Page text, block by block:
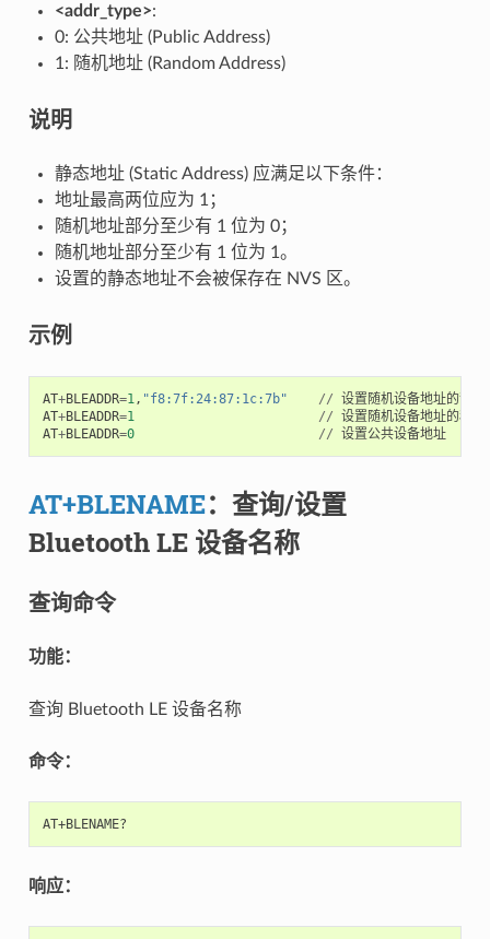
<addr_type>:
0: 公共地址 (Public Address)
1: 随机地址 (Random Address)
说明
静态地址 (Static Address) 应满足以下条件：
地址最高两位应为 1；
随机地址部分至少有 1 位为 0；
随机地址部分至少有 1 位为 1。
设置的静态地址不会被保存在 NVS 区。
示例
AT+BLEADDR=1, "f8:7f:24:87:1c:7b" // 设置随机设备地址的静态
AT+BLEADDR=1 // 设置随机设备地址的私有
AT+BLEADDR=0 // 设置公共设备地址
AT+BLENAME：查询/设置
Bluetooth LE 设备名称
查询命令
功能：
查询 Bluetooth LE 设备名称
命令：
响应：